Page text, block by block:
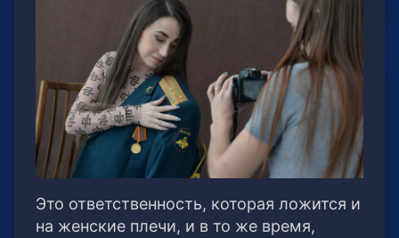
Это ответственность, которая ложится и
на женские плечи, и в то же время,